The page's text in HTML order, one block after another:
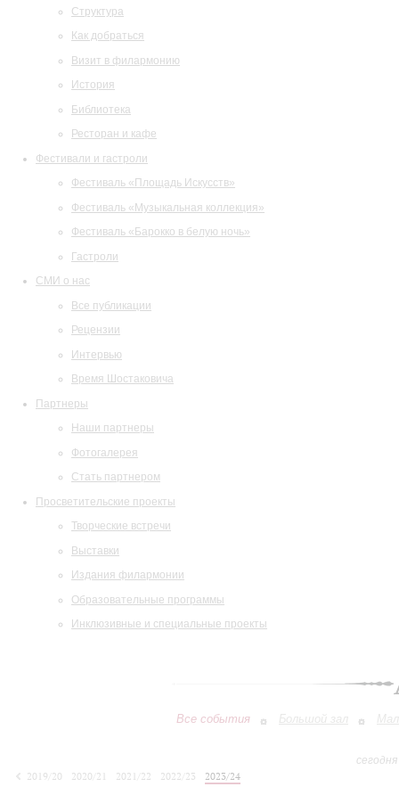
Структура
Как добраться
Визит в филармонию
История
Библиотека
Ресторан и кафе
Фестивали и гастроли
Фестиваль «Площадь Искусств»
Фестиваль «Музыкальная коллекция»
Фестиваль «Барокко в белую ночь»
Гастроли
СМИ о нас
Все публикации
Рецензии
Интервью
Время Шостаковича
Партнеры
Наши партнеры
Фотогалерея
Стать партнером
Просветительские проекты
Творческие встречи
Выставки
Издания филармонии
Образовательные программы
Инклюзивные и специальные проекты
Все события Большой зал
2019/20
2020/21 2021/22 2022/23
2023/24